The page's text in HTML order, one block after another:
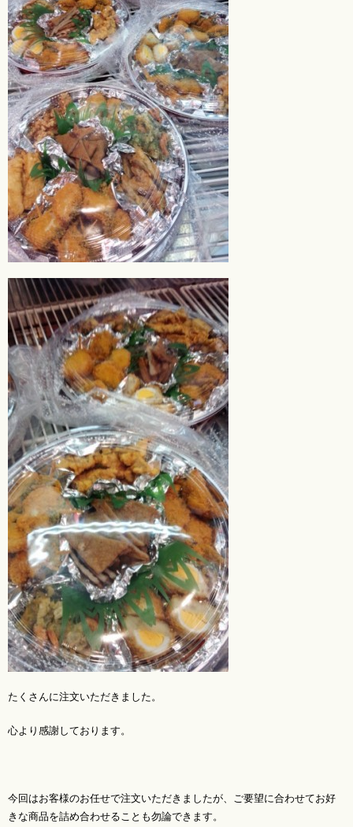
たくさんに注文いただきました。
心より感謝しております。
今回はお客様のお任せで注文いただきましたが、ご要望に合わせてお好
きな商品を詰め合わせることも勿論できます。